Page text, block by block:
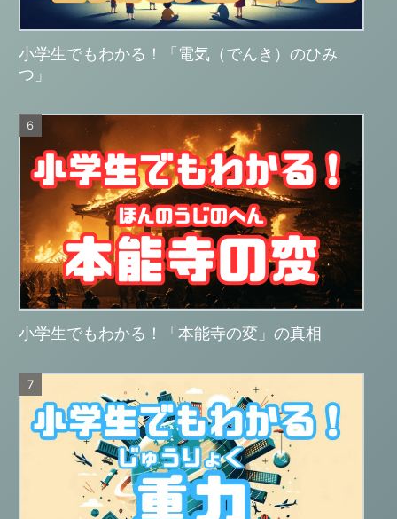
小学生でもわかる！「電気（でんき）のひみ
つ」
小学生でもわかる！「本能寺の変」の真相